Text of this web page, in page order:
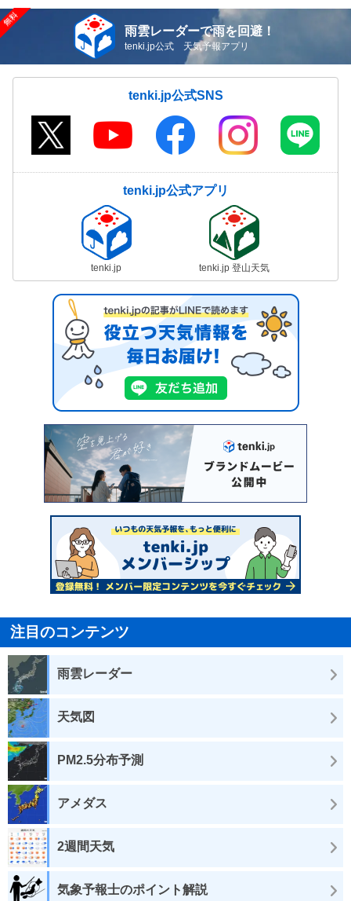
雨雲レーダーで雨を回避！
tenki.jp公式 天気予報アプリ
tenki.jp公式SNS
tenki.jp公式アプリ
tenki.jp tenki.jp 登山天気
注目のコンテンツ
雨雲レーダー
天気図
PM2.5分布予測
アメダス
2週間天気
気象予報士のポイント解説